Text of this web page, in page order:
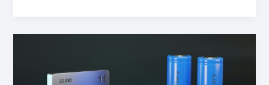
acre
solares